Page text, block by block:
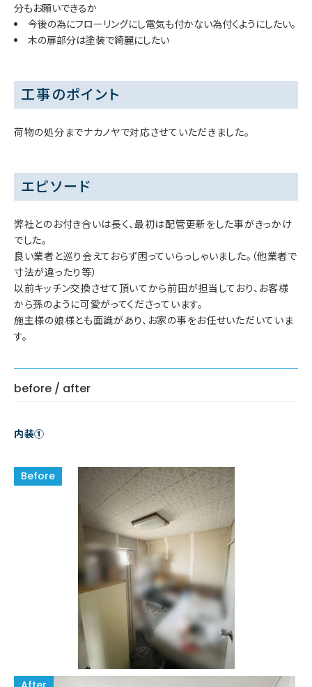
分もお願いできるか
今後の為にフローリングにし電気も付かない為付くようにしたい。
木の扉部分は塗装で綺麗にしたい
工事のポイント
荷物の処分までナカノヤで対応させていただきました。
エピソード
弊社とのお付き合いは長く、最初は配管更新をした事がきっかけ
でした。
良い業者と巡り会えておらず困っていらっしゃいました。（他業者で
寸法が違ったり等）
以前キッチン交換させて頂いてから前田が担当しており、お客様
から孫のように可愛がってくださっています。
施主様の娘様とも面識があり、お家の事をお任せいただいていま
す。
before / after
内装①